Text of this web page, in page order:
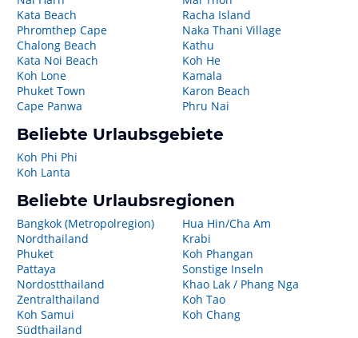
Kata Beach
Phromthep Cape
Chalong Beach
Kata Noi Beach
Koh Lone
Phuket Town
Cape Panwa
Racha Island
Naka Thani Village
Kathu
Koh He
Kamala
Karon Beach
Phru Nai
Beliebte Urlaubsgebiete
Koh Phi Phi
Koh Lanta
Beliebte Urlaubsregionen
Bangkok (Metropolregion)
Nordthailand
Phuket
Pattaya
Nordostthailand
Zentralthailand
Koh Samui
Südthailand
Hua Hin/Cha Am
Krabi
Koh Phangan
Sonstige Inseln
Khao Lak / Phang Nga
Koh Tao
Koh Chang